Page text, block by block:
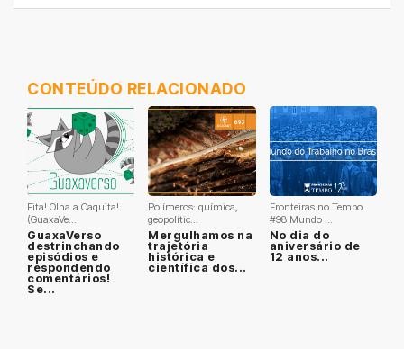
CONTEÚDO RELACIONADO
Eita! Olha a Caquita!
(GuaxaVe...
GuaxaVerso
destrinchando
episódios e
respondendo
comentários!
Se...
Polímeros: química,
geopolític...
Mergulhamos na
trajetória
histórica e
científica dos...
Fronteiras no Tempo
#98 Mundo ...
No dia do
aniversário de
12 anos...